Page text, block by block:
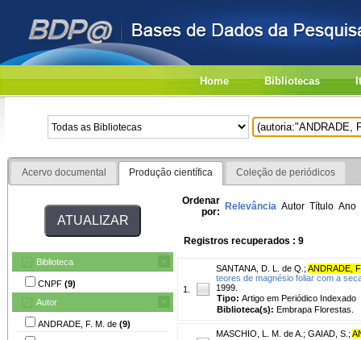
Home Bibliotecas
Acervo documental Produção científica Coleção de periódicos
Biblioteca
CNPF (9)
Autor
ANDRADE, F. M. de (9)
Ordenar
por: Relevância Autor Título Ano
Registros recuperados : 9
1.
SANTANA, D. L. de Q. ; ANDRADE,
teores de magnésio foliar com a
1999.
Tipo: Artigo em Periódico Indexado
Biblioteca(s): Embrapa Florestas.
MASCHIO, L. M. de A. ; GAIAD, S. ;